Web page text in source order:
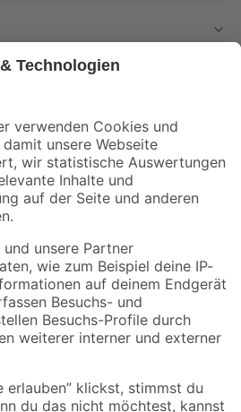
und Aktionen mehr verpassen!
Versandarten